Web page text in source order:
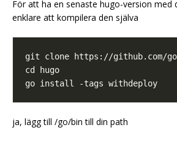
För att ha en senaste hugo-version med
enklare att kompilera den själva
ja, lägg till /go/bin till din path